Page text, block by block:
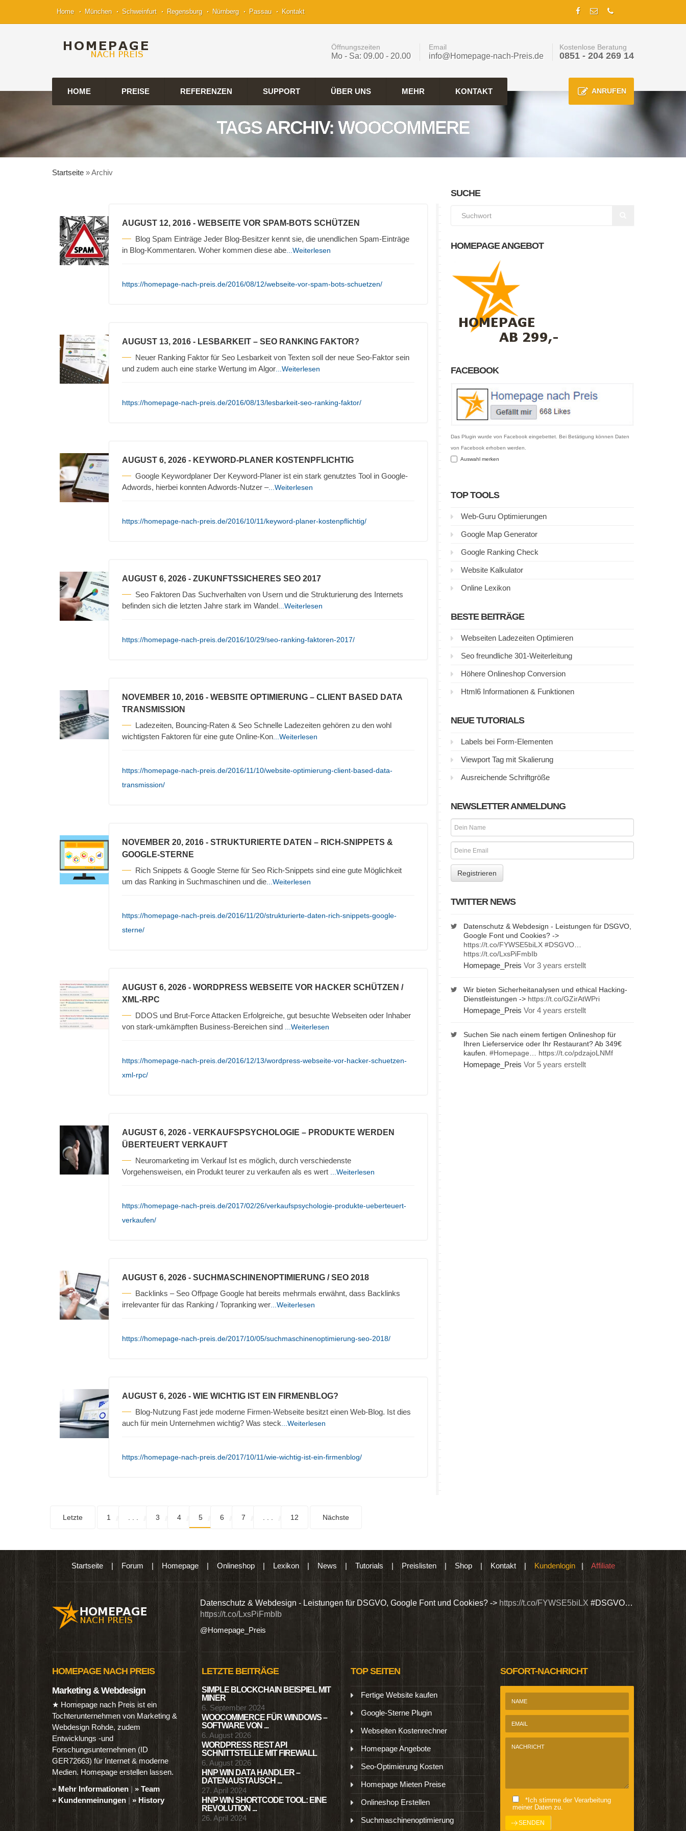
Home München Schweinfurt Regensburg Nürnberg Passau Kontakt
Öffnungszeiten
Mo - Sa: 09.00 - 20.00
Email
info@Homepage-nach-Preis.de
Kostenlose Beratung
0851 - 204 269 14
HOME PREISE REFERENZEN SUPPORT ÜBER UNS MEHR KONTAKT ANRUFEN
TAGS ARCHIV: WOOCOMMERE
Startseite »Archiv
AUGUST 12, 2016 - WEBSEITE VOR SPAM-BOTS SCHÜTZEN
Blog Spam Einträge Jeder Blog-Besitzer kennt sie, die unendlichen Spam-Einträge
in Blog-Kommentaren. Woher kommen diese abe ...Weiterlesen
https://homepage-nach-preis.de/2016/08/12/webseite-vor-spam-bots-schuetzen/
AUGUST 13, 2016 - LESBARKEIT – SEO RANKING FAKTOR?
Neuer Ranking Faktor für Seo Lesbarkeit von Texten soll der neue Seo-Faktor sein
und zudem auch eine starke Wertung im Algor ...Weiterlesen
https://homepage-nach-preis.de/2016/08/13/lesbarkeit-seo-ranking-faktor/
AUGUST 6, 2026 - KEYWORD-PLANER KOSTENPFLICHTIG
Google Keywordplaner Der Keyword-Planer ist ein stark genutztes Tool in Google-
Adwords, hierbei konnten Adwords-Nutzer –...Weiterlesen
https://homepage-nach-preis.de/2016/10/11/keyword-planer-kostenpflichtig/
AUGUST 6, 2026 - ZUKUNFTSSICHERES SEO 2017
Seo Faktoren Das Suchverhalten von Usern und die Strukturierung des Internets
befinden sich die letzten Jahre stark im Wandel ...Weiterlesen
https://homepage-nach-preis.de/2016/10/29/seo-ranking-faktoren-2017/
NOVEMBER 10, 2016 - WEBSITE OPTIMIERUNG – CLIENT BASED DATA
TRANSMISSION
Ladezeiten, Bouncing-Raten & Seo Schnelle Ladezeiten gehören zu den wohl
wichtigsten Faktoren für eine gute Online-Kon ...Weiterlesen
https://homepage-nach-preis.de/2016/11/10/website-optimierung-client-based-data-
transmission/
NOVEMBER 20, 2016 - STRUKTURIERTE DATEN – RICH-SNIPPETS &
GOOGLE-STERNE
Rich Snippets & Google Sterne für Seo Rich-Snippets sind eine gute Möglichkeit
um das Ranking in Suchmaschinen und die ...Weiterlesen
https://homepage-nach-preis.de/2016/11/20/strukturierte-daten-rich-snippets-google-
sterne/
AUGUST 6, 2026 - WORDPRESS WEBSEITE VOR HACKER SCHÜTZEN /
XML-RPC
DDOS und Brut-Force Attacken Erfolgreiche, gut besuchte Webseiten oder Inhaber
von stark-umkämpften Business-Bereichen sind
...Weiterlesen
https://homepage-nach-preis.de/2016/12/13/wordpress-webseite-vor-hacker-schuetzen-
xml-rpc/
AUGUST 6, 2026 - VERKAUFSPSYCHOLOGIE – PRODUKTE WERDEN
ÜBERTEUERT VERKAUFT
Neuromarketing im Verkauf Ist es möglich, durch verschiedenste
Vorgehensweisen, ein Produkt teurer zu verkaufen als es wert
...Weiterlesen
https://homepage-nach-preis.de/2017/02/26/verkaufspsychologie-produkte-ueberteuert-
verkaufen/
AUGUST 6, 2026 - SUCHMASCHINENOPTIMIERUNG / SEO 2018
Backlinks – Seo Offpage Google hat bereits mehrmals erwähnt, dass Backlinks
irrelevanter für das Ranking / Topranking wer ...Weiterlesen
https://homepage-nach-preis.de/2017/10/05/suchmaschinenoptimierung-seo-2018/
AUGUST 6, 2026 - WIE WICHTIG IST EIN FIRMENBLOG?
Blog-Nutzung Fast jede moderne Firmen-Webseite besitzt einen Web-Blog. Ist dies
auch für mein Unternehmen wichtig? Was steck ...Weiterlesen
https://homepage-nach-preis.de/2017/10/11/wie-wichtig-ist-ein-firmenblog/
Letzte 1 3 4 5 6 7 12 Nächste
SUCHE
HOMEPAGE ANGEBOT
FACEBOOK
Das Plugin wurde von Facebook eingebettet. Bei Betätigung können Daten
von Facebook erhoben werden.
Auswahl merken
TOP TOOLS
Web-Guru Optimierungen
Google Map Generator
Google Ranking Check
Website Kalkulator
Online Lexikon
BESTE BEITRÄGE
Webseiten Ladezeiten Optimieren
Seo freundliche 301-Weiterleitung
Höhere Onlineshop Conversion
Html6 Informationen & Funktionen
NEUE TUTORIALS
Labels bei Form-Elementen
Viewport Tag mit Skalierung
Ausreichende Schriftgröße
NEWSLETTER ANMELDUNG
TWITTER NEWS
Datenschutz & Webdesign - Leistungen für DSGVO,
Google Font und Cookies? ->
https://t.co/FYWSE5biLX #DSGVO…
https://t.co/LxsPiFmbIb
Homepage_Preis Vor 3 years erstellt
Wir bieten Sicherheitanalysen und ethical Hacking-
Dienstleistungen -> https://t.co/GZirAtWPri
Homepage_Preis Vor 4 years erstellt
Suchen Sie nach einem fertigen Onlineshop für
Ihren Lieferservice oder Ihr Restaurant? Ab 349€
kaufen. #Homepage https://t.co/pdzajoLNMf
Homepage_Preis Vor 5 years erstellt
Startseite| Forum | Homepage| Onlineshop| Lexikon| News | Tutorials | Preislisten| Shop| Kontakt| Kundenlogin| Affiliate
Produkten wie Ebooks & DVDs.… Datenschutz & Webdesign - Leistungen für DSGVO, Google Font und Cookies? -> https://t.co/FYWSE5biLX #DSGVO…
https://t.co/LxsPiFmbIb
@Homepage_Preis
Wir bieten
HOMEPAGE NACH PREIS
Marketing & Webdesign
★ Homepage nach Preis ist ein
Tochterunternehmen von Marketing &
Webdesign Rohde, zudem
Entwicklungs -und
Forschungsunternehmen (ID
GER72663) für Internet & moderne
Medien. Homepage erstellen lassen.
» Mehr Informationen | » Team
» Kundenmeinungen | » History
LETZTE BEITRÄGE
SIMPLE BLOCKCHAIN BEISPIEL MIT
MINER
6. September 2024
WOOCOMMERCE FÜR WINDOWS –
SOFTWARE VON ...
6. August 2026
WORDPRESS REST API
SCHNITTSTELLE MIT FIREWALL
6. August 2026
HNP WIN DATA HANDLER –
DATENAUSTAUSCH ...
27. April 2024
HNP WIN SHORTCODE TOOL: EINE
REVOLUTION ...
26. April 2024
TOP SEITEN
Fertige Website kaufen
Google-Sterne Plugin
Webseiten Kostenrechner
Homepage Angebote
Seo-Optimierung Kosten
Homepage Mieten Preise
Onlineshop Erstellen
Suchmaschinenoptimierung
SOFORT-NACHRICHT
*Ich stimme der Verarbeitung
meiner Daten zu.